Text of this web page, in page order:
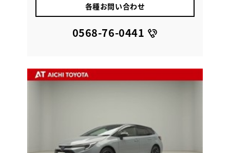
各種お問い合わせ
0568-76-0441